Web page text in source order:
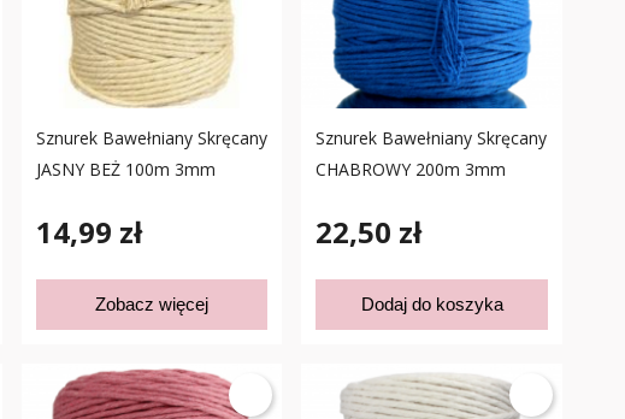
Sznurek Bawełniany Skręcany
JASNY BEŻ 100m 3mm
14,99 zł
Zobacz więcej
Sznurek Bawełniany Skręcany
CHABROWY 200m 3mm
22,50 zł
Dodaj do koszyka